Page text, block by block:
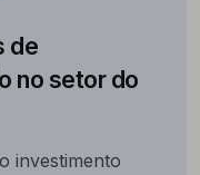
de
no setor do
investimento